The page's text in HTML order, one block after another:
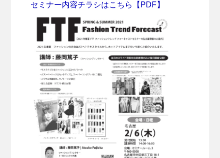
セミナー内容チラシはこちら【PDF】